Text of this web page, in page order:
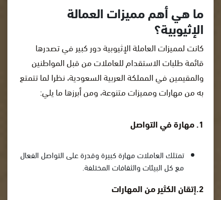
ما هي أهم مميزات العمالة
الإثيوبية؟
كانت لمميزات العاملة الإثيوبية دور كبير في تصدرها
قائمة طلبات الاستقدام للعاملات من قبل المواطنين
والمقيمين في المملكة العربية السعودية، نظرا لما تتمتع
به من مهارات ومميزات متنوعة، ومن أبرزها ما يلي:
1. مهارة في التواصل
تمتلك العاملات مهارة كبيرة وقدرة على التواصل الفعال
مع كل البيئات والثقافات المختلفة.
2.إتقان الكثير من المهارات